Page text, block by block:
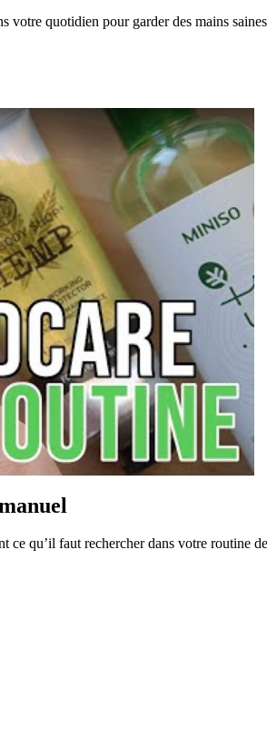
quotidien pour garder des mains
ce qu’il faut rechercher dans votre routine